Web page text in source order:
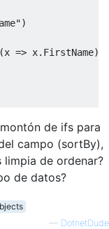
)
(x => x. FirstName).
de ifs para
campo (sortBy),
limpia de ordenar?
de datos?
— DotnetDude